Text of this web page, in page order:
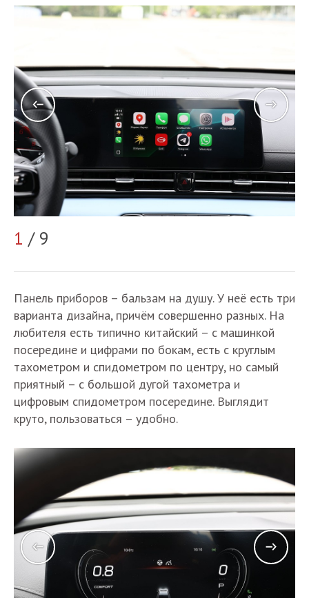
1 / 9
Панель приборов – бальзам на душу. У неё есть три
варианта дизайна, причём совершенно разных. На
любителя есть типично китайский – с машинкой
посередине и цифрами по бокам, есть с круглым
тахометром и спидометром по центру, но самый
приятный – с большой дугой тахометра и
цифровым спидометром посередине. Выглядит
круто, пользоваться – удобно.